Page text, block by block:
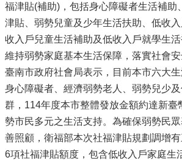
福津貼(補助)，包括身心障礙者生活補助
津貼、弱勢兒童及少年生活扶助、低收
收入戶兒童生活補助及低收入戶就學生
維持弱勢家庭基本生活保障，落實社會安
臺南市政府社會局表示，目前本市六大
身心障礙者、經濟弱勢老人、弱勢兒少
群，114年度本市整體發放金額約達新臺
勢市民多元之生活支持。為確保弱勢民
善照顧，衛福部本次社福津貼規劃調增
6項社福津貼額度，包含低收入戶家庭生